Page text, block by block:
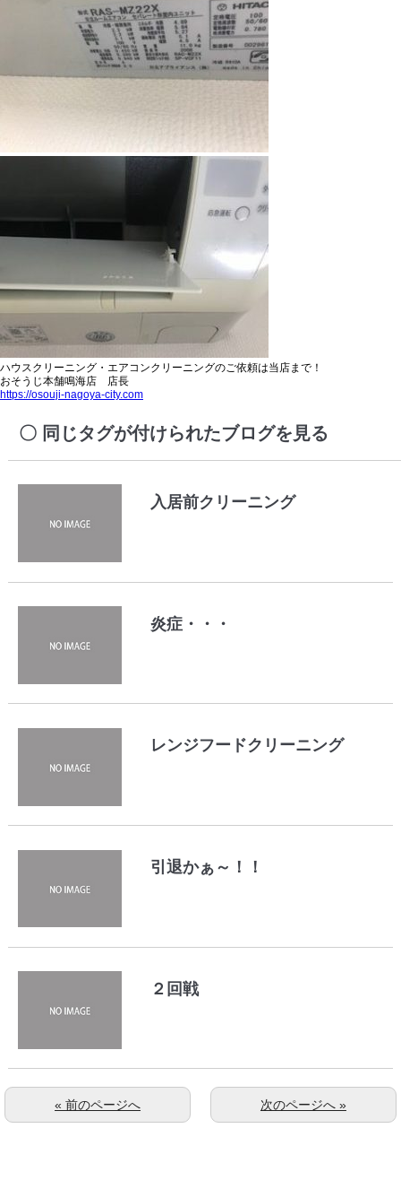
ハウスクリーニング・エアコンクリーニングのご依頼は当店まで！
おそうじ本舗鳴海店 店長
https://osouji-nagoya-city.com
同じタグが付けられたブログを見る
入居前クリーニング
炎症・・・
レンジフードクリーニング
引退かぁ～！！
２回戦
次のページへ »
« 前のページへ